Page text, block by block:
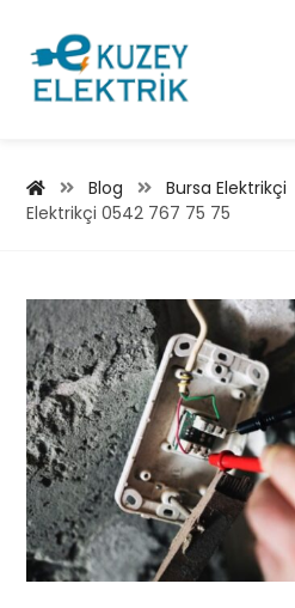
Blog Bursa Elektrikçi
Elektrikçi 0542 767 75 75